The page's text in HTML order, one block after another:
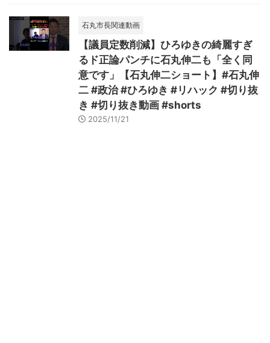
石丸市長関連動画
【議員定数削減】ひろゆきの綺麗すぎ
るド正論パンチに石丸伸二も「全く同
意です」【石丸伸二ショート】#石丸伸
二 #政治 #ひろゆき #リハック #切り抜
き #切り抜き動画 #shorts
2025/11/21